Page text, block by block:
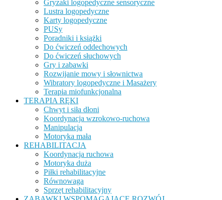
Gryzaki logopedyczne sensoryczne
Lustra logopedyczne
Karty logopedyczne
PUSy
Poradniki i książki
Do ćwiczeń oddechowych
Do ćwiczeń słuchowych
Gry i zabawki
Rozwijanie mowy i słownictwa
Wibratory logopedyczne i Masażery
Terapia miofunkcjonalna
TERAPIA RĘKI
Chwyt i siła dłoni
Koordynacja wzrokowo-ruchowa
Manipulacja
Motoryka mała
REHABILITACJA
Koordynacja ruchowa
Motoryka duża
Piłki rehabilitacyjne
Równowaga
Sprzęt rehabilitacyjny